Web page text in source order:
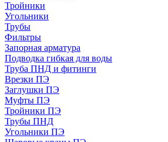
Тройники
Угольники
Трубы
Фильтры
Запорная арматура
Подводка гибкая для воды
Труба ПНД и фитинги
Врезки ПЭ
Заглушки ПЭ
Муфты ПЭ
Тройники ПЭ
Трубы ПНД
Угольники ПЭ